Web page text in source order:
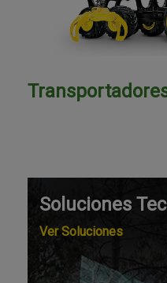
Soluciones
Ver Soluciones